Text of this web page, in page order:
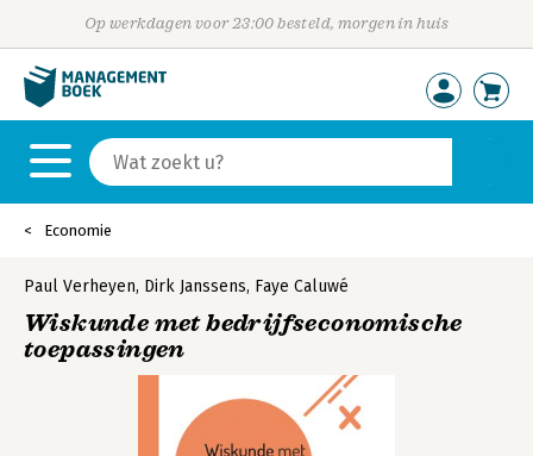
Op werkdagen voor 23:00 besteld, morgen in huis
Economie
Paul Verheyen, Dirk Janssens, Faye Caluwé
Wiskunde met bedrijfseconomische
toepassingen